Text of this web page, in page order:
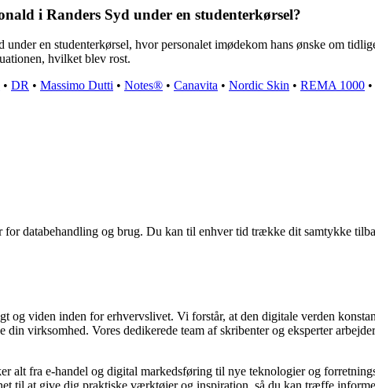
i Randers Syd under en studenterkørsel?
en studenterkørsel, hvor personalet imødekom hans ønske om
hvilket blev rost.
• DR • Massimo Dutti • Notes® • Canavita • Nordic Skin • REMA 1000 •
databehandling og brug. Du kan til enhver tid trække dit samtykke
viden inden for erhvervslivet. Vi forstår, at den digitale verden
virksomhed. Vores dedikerede team af skribenter og eksperter
alt fra e-handel og digital markedsføring til nye teknologier og